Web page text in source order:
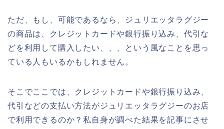
ただ、もし、可能であるなら、ジュリエッタラグジー
の商品は、クレジットカードや銀行振り込み、代引な
どを利用して購入したい、、、という風なことを思っ
ている人もいるかもしれません。
そこでここでは、クレジットカードや銀行振り込み、
代引などの支払い方法がジュリエッタラグジーのお店
で利用できるのか？私自身が調べた結果を記事にさせ